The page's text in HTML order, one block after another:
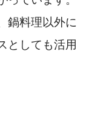
鍋料理以外に
としても活用